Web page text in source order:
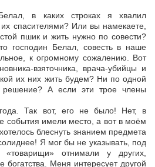
в каких строках я хвалил
спасителями? Или вы намекаете,
пшик и жить нужно по совести?
господин Белал, совесть в наше
к огромному сожалению. Вот
взяточника, врача-убийцы и
их них жить будем? Ни по одной
А если эти трое члены
Так вот, его не было! Нет, в
события имели место, а вот в моём
блеснуть знанием предмета
Я мог бы не указывать, под
отнимали у других,
богатства. Меня интересует другой